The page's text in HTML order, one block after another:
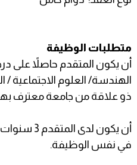
متطلبات الوظيفة
أن يكون المتقدم حاصلاً على
الهندسة/ العلوم الاجتماعية /
ذو علاقة من جامعة معترف
أن يكون
في نفس الوظيفة.